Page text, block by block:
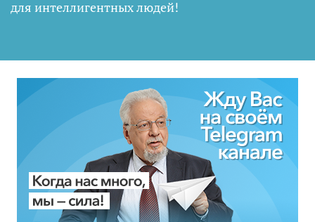
для интеллигентных людей!